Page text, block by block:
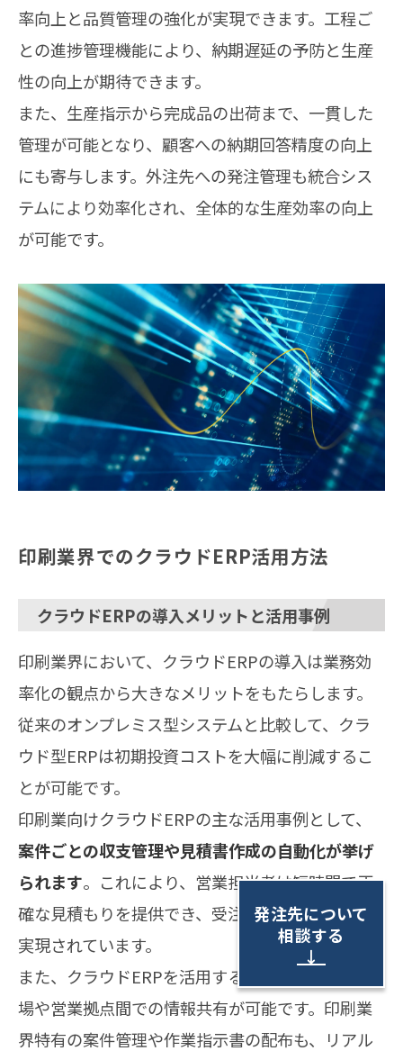
率向上と品質管理の強化が実現できます。工程ご
との進捗管理機能により、納期遅延の予防と生産
性の向上が期待できます。
また、生産指示から完成品の出荷まで、一貫した
管理が可能となり、顧客への納期回答精度の向上
にも寄与します。外注先への発注管理も統合シス
テムにより効率化され、全体的な生産効率の向上
が可能です。
印刷業界でのクラウドERP活用方法
クラウドERPの導入メリットと活用事例
印刷業界において、クラウドERPの導入は業務効
率化の観点から大きなメリットをもたらします。
従来のオンプレミス型システムと比較して、クラ
ウド型ERPは初期投資コストを大幅に削減するこ
とが可能です。
印刷業向けクラウドERPの主な活用事例として、
案件ごとの収支管理や見積書作成の自動化が挙げ
られます。これにより、営業担当者は短時間で正
確な見積もりを提供でき、受注までの期間短縮が
実現されています。
また、クラウドERPを活用することで、複数の現
場や営業拠点間での情報共有が可能です。印刷業
界特有の案件管理や作業指示書の配布も、リアル
発注先について
相談する
↓